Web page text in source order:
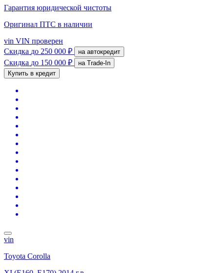
Гарантия юридической чистоты
Оригинал ПТС в наличии
vin VIN проверен
Скидка до 250 000 ₽ на автокредит
Скидка до 150 000 ₽
на Trade-In
Купить в кредит
vin
Toyota Corolla